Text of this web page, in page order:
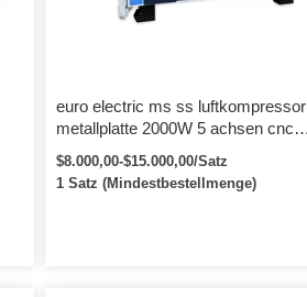
euro electric ms ss luftkompressor
metallplatte 2000W 5 achsen cnc
laserschneidmaschine
$8.000,00-$15.000,00/Satz
1 Satz (Mindestbestellmenge)